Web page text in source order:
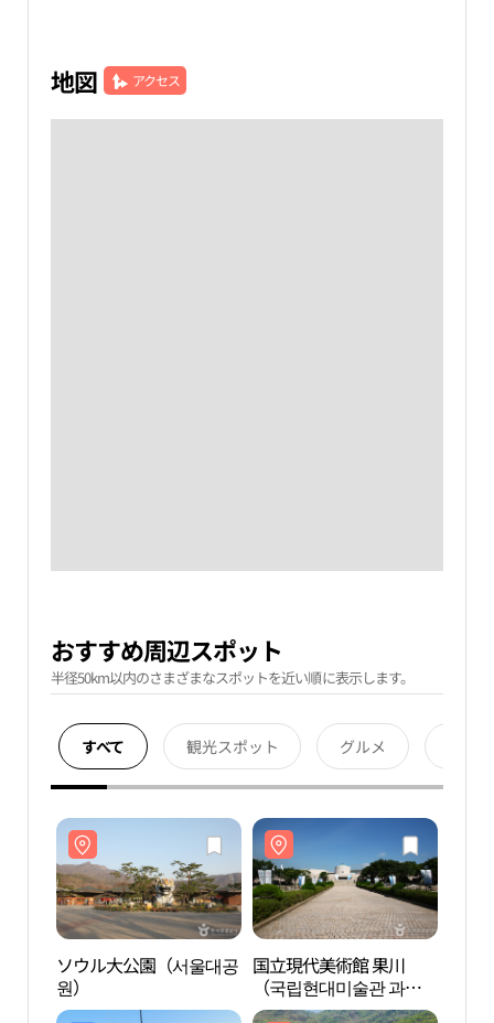
地図 アクセス
おすすめ周辺スポット
半径50km以内のさまざまなスポットを近い順に表示します。
すべて 観光スポット グルメ
ソウル大公園（서울대공
원）
国立現代美術館 果川
（국립현대미술관 과
천）